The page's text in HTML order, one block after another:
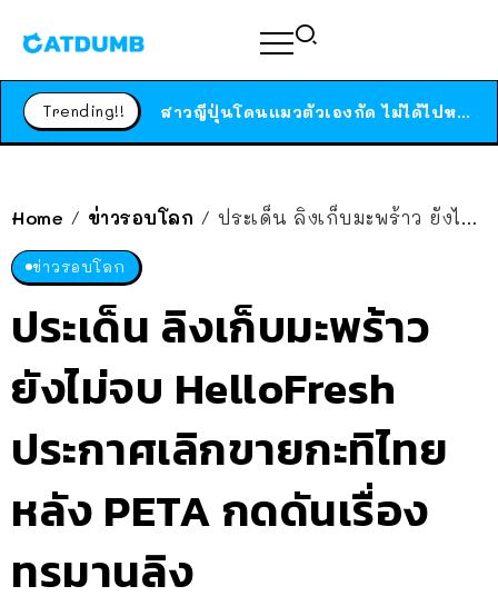
Trending!! สาวญี่ปุ่นโดนแมวตัวเองกัด ไม่ได้ไปหาหมอตั้งแต่เนิ่นๆ สุดท้ายขาบวม กลายเป็นโรคเนื้อเน่า เตือนทาสแมวทั้งหลายให้ระวัง
Home / ข่าวรอบโลก / ประเด็น ลิงเก็บมะพร้าว ยังไม่จบ HelloFresh ประกาศเลิกขายกะทิไทย หลัง PETA กดดันเรื่องทรมานลิง
ข่าวรอบโลก
ประเด็น ลิงเก็บมะพร้าว
ยังไม่จบ HelloFresh
ประกาศเลิกขายกะทิไทย
หลัง PETA กดดันเรื่อง
ทรมานลิง